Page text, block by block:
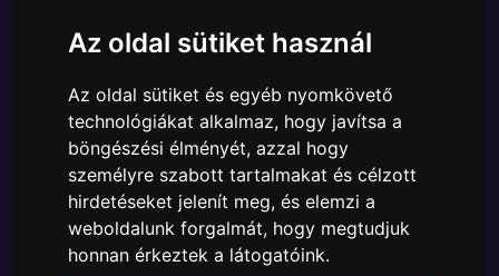
Az oldal sütiket használ
Az oldal sütiket és egyéb nyomkövető
technológiákat alkalmaz, hogy javítsa a
böngészési élményét, azzal hogy
személyre szabott tartalmakat és célzott
hirdetéseket jelenít meg, és elemzi a
weboldalunk forgalmát, hogy megtudjuk
honnan érkeztek a látogatóink.
Cikkszám:889698609029
Ára:8790 Ft
A Funko POP - Marvel egyik népszerű terméke a
Funko - Deluxe Marvel Sinister Doctor Octopus
Exclusive 15cm gyűjtői vinyl karakter, amely ablakos
csomagolásban azaz - POP In a Box - várja új
gazdáját.